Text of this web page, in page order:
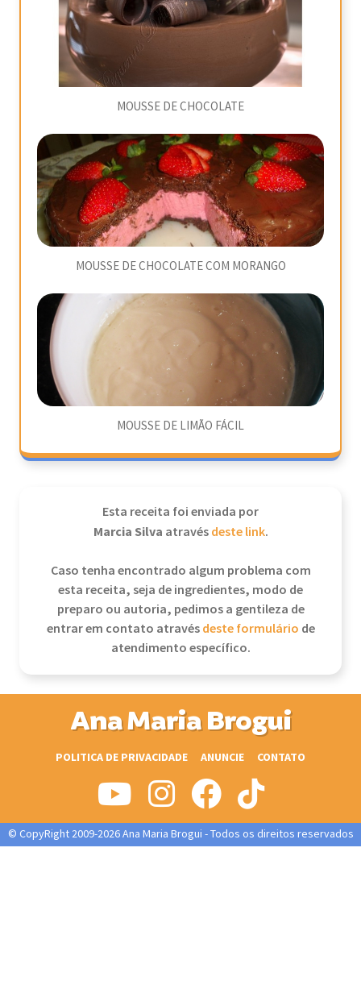
MOUSSE DE CHOCOLATE
MOUSSE DE CHOCOLATE COM MORANGO
MOUSSE DE LIMÃO FÁCIL
Esta receita foi enviada por
Marcia Silva atravésdeste link.
Caso tenha encontrado algum problema com
esta receita, seja de ingredientes, modo de
preparo ou autoria, pedimos a gentileza de
entrar em contato atravésdeste formulário de
atendimento específico.
Ana Maria Brogui
POLITICA DE PRIVACIDADE ANUNCIE CONTATO
© CopyRight 2009-2026 Ana Maria Brogui - Todos os direitos reservados